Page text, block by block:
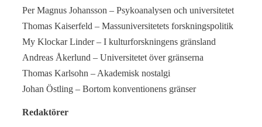
Per Magnus Johansson – Psykoanalysen och universitetet
Thomas Kaiserfeld – Massuniversitetets forskningspolitik
My Klockar Linder – I kulturforskningens gränsland
Andreas Åkerlund – Universitetet över gränserna
Thomas Karlsohn – Akademisk nostalgi
Johan Östling – Bortom konventionens gränser
Redaktörer